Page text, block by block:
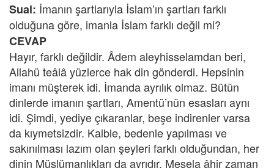
Sual: İmanın şartlarıyla İslam’ın şartları farklı
olduğuna göre, imanla İslam farklı değil mi?
CEVAP
Hayır, farklı değildir. Âdem aleyhisselamdan beri,
Allahü teâlâ yüzlerce hak din gönderdi. Hepsinin
imanı müşterek idi. İmanda ayrılık olmaz. Bütün
dinlerde imanın şartları, Amentü’nün esasları aynı
idi. Şimdi, yediye çıkaranlar, beşe indirenler varsa
da kıymetsizdir. Kalble, bedenle yapılması ve
sakınılması lazım olan şeyleri farklı olduğundan, her
dinin Müslümanlıkları da ayrıdır. Mesela âhir zaman